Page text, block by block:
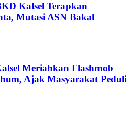
Kalsel Terapkan
Mutasi ASN Bakal
Meriahkan Flashmob
Ajak Masyarakat Peduli